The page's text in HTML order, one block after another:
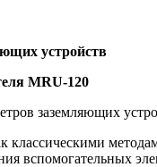
устройств
MRU-120
заземляющих
классическими
вспомогательных